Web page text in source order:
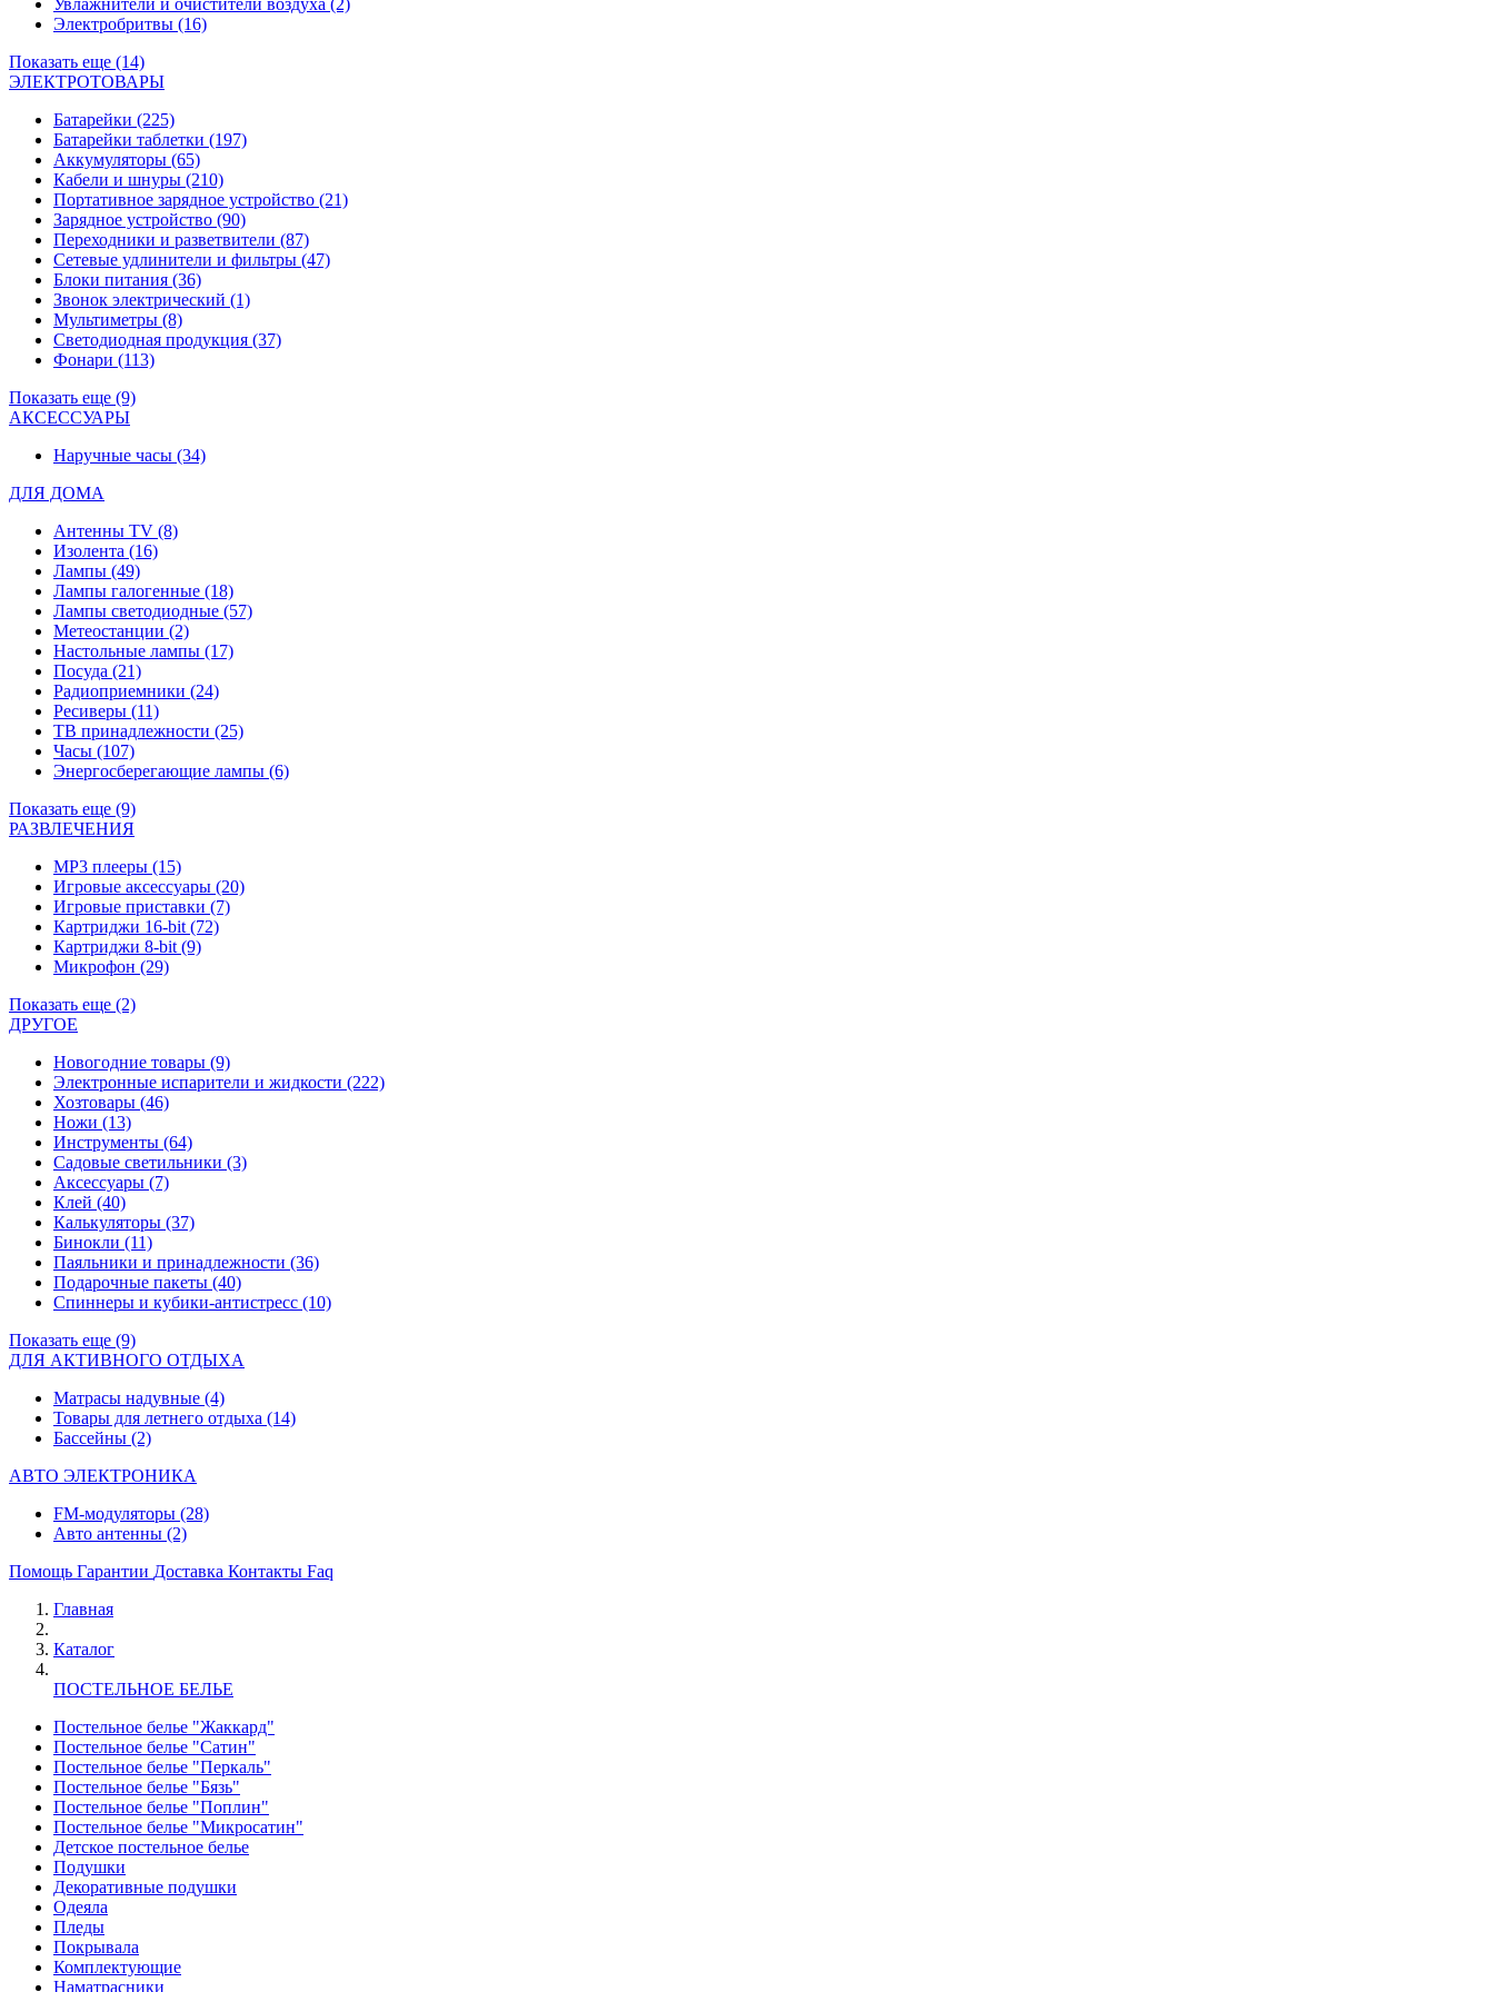
Увлажнители и очистители воздуха (2)
Электробритвы (16)
Показать еще (14)
ЭЛЕКТРОТОВАРЫ
Батарейки (225)
Батарейки таблетки (197)
Аккумуляторы (65)
Кабели и шнуры (210)
Портативное зарядное устройство (21)
Зарядное устройство (90)
Переходники и разветвители (87)
Сетевые удлинители и фильтры (47)
Блоки питания (36)
Звонок электрический (1)
Мультиметры (8)
Светодиодная продукция (37)
Фонари (113)
Показать еще (9)
АКСЕССУАРЫ
Наручные часы (34)
ДЛЯ ДОМА
Антенны TV (8)
Изолента (16)
Лампы (49)
Лампы галогенные (18)
Лампы светодиодные (57)
Метеостанции (2)
Настольные лампы (17)
Посуда (21)
Радиоприемники (24)
Ресиверы (11)
ТВ принадлежности (25)
Часы (107)
Энергосберегающие лампы (6)
Показать еще (9)
РАЗВЛЕЧЕНИЯ
MP3 плееры (15)
Игровые аксессуары (20)
Игровые приставки (7)
Картриджи 16-bit (72)
Картриджи 8-bit (9)
Микрофон (29)
Показать еще (2)
ДРУГОЕ
Новогодние товары (9)
Электронные испарители и жидкости (222)
Хозтовары (46)
Ножи (13)
Инструменты (64)
Садовые светильники (3)
Аксессуары (7)
Клей (40)
Калькуляторы (37)
Бинокли (11)
Паяльники и принадлежности (36)
Подарочные пакеты (40)
Спиннеры и кубики-антистресс (10)
Показать еще (9)
ДЛЯ АКТИВНОГО ОТДЫХА
Матрасы надувные (4)
Товары для летнего отдыха (14)
Бассейны (2)
АВТО ЭЛЕКТРОНИКА
FM-модуляторы (28)
Авто антенны (2)
Помощь Гарантии Доставка Контакты Faq
Главная
Каталог
ПОСТЕЛЬНОЕ БЕЛЬЕ
Постельное белье "Жаккард"
Постельное белье "Сатин"
Постельное белье "Перкаль"
Постельное белье "Бязь"
Постельное белье "Поплин"
Постельное белье "Микросатин"
Детское постельное белье
Подушки
Декоративные подушки
Одеяла
Пледы
Покрывала
Комплектующие
Наматрасники